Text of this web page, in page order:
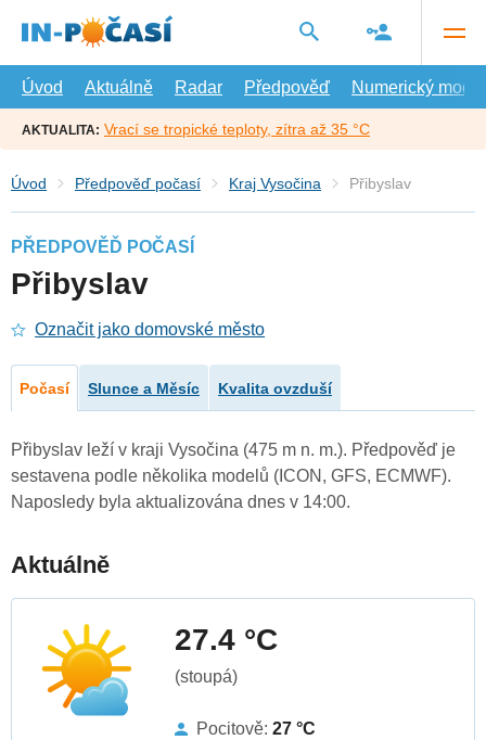
hlavní
Úvod
Aktuálně Radar Předpověď Numerický model
AKTUALITA: Vrací se tropické teploty, zítra až 35 °C
Úvod Předpověď počasí Kraj Vysočina Přibyslav
PŘEDPOVĚĎ POČASÍ
Přibyslav
Označit jako domovské město
Počasí Slunce a Měsíc Kvalita ovzduší
Přibyslav leží v kraji Vysočina (475 m n. m.). Předpověď je
sestavena podle několika modelů (ICON, GFS, ECMWF).
Naposledy byla aktualizována dnes v 14:00.
Aktuálně
27.4 °C
(stoupá)
Pocitově: 27 °C